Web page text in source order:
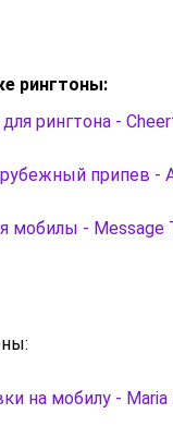
рингтоны:
рингтона -
припев -
мобилы - Message
на мобилу - Maria